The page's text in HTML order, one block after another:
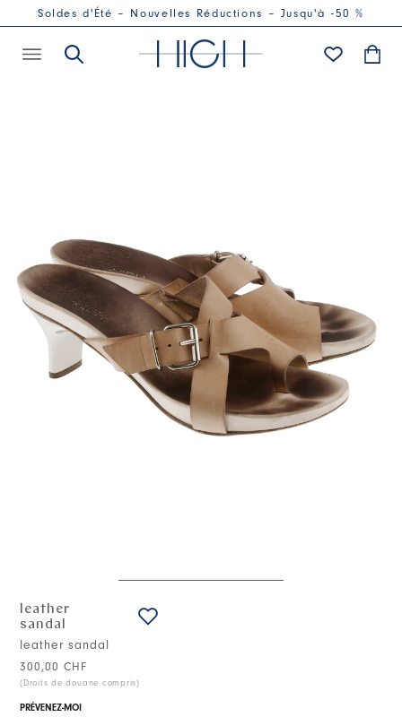
Soldes d'Été – Nouvelles Réductions – Jusqu'à -50 %
leather
sandal
leather sandal
300,00 CHF
(Droits de douane compris)
PRÉVENEZ-MOI